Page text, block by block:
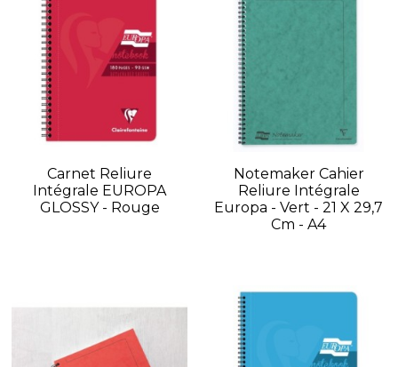
Carnet Reliure
Intégrale EUROPA
GLOSSY - Rouge
Notemaker Cahier
Reliure Intégrale
Europa - Vert - 21 X 29,7
Cm - A4